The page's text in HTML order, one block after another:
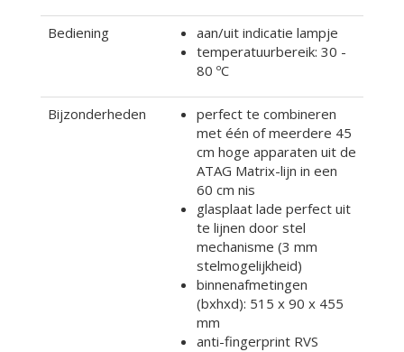
Bediening
aan/uit indicatie lampje
temperatuurbereik: 30 -
80 ºC
Bijzonderheden
perfect te combineren
met één of meerdere 45
cm hoge apparaten uit de
ATAG Matrix-lijn in een
60 cm nis
glasplaat lade perfect uit
te lijnen door stel
mechanisme (3 mm
stelmogelijkheid)
binnenafmetingen
(bxhxd): 515 x 90 x 455
mm
anti-fingerprint RVS